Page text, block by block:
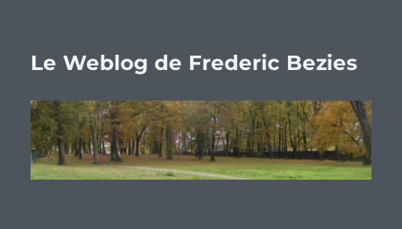
Le Weblog de Frederic Bezies